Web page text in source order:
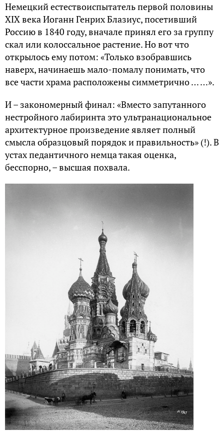
Немецкий естествоиспытатель первой половины
XIX века Иоганн Генрих Блазиус, посетивший
Россию в 1840 году, вначале принял его за группу
скал или колоссальное растение. Но вот что
открылось ему потом: «Только взобравшись
наверх, начинаешь мало-помалу понимать, что
все части храма расположены симметрично … …».
И – закономерный финал: «Вместо запутанного
нестройного лабиринта это ультранациональное
архитектурное произведение являет полный
смысла образцовый порядок и правильность» (!). В
устах педантичного немца такая оценка,
бесспорно, – высшая похвала.